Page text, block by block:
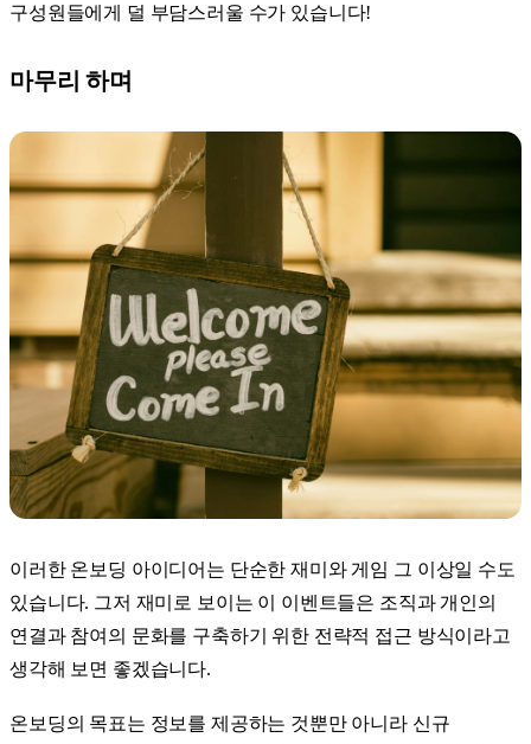
구성원들에게 덜 부담스러울 수가 있습니다!
마무리 하며
이러한 온보딩 아이디어는 단순한 재미와 게임 그 이상일 수도
있습니다. 그저 재미로 보이는 이 이벤트들은 조직과 개인의
연결과 참여의 문화를 구축하기 위한 전략적 접근 방식이라고
생각해 보면 좋겠습니다.
온보딩의 목표는 정보를 제공하는 것뿐만 아니라 신규